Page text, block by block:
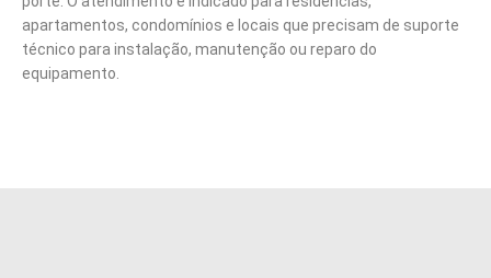
apartamentos, condomínios e locais que precisam de suporte
técnico para instalação, manutenção ou reparo do
equipamento.